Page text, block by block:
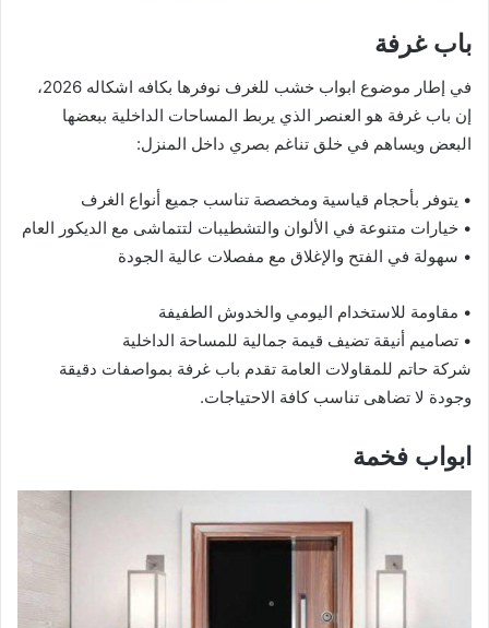
باب غرفة
في إطار موضوع ابواب خشب للغرف نوفرها بكافه اشكاله 2026،
إن باب غرفة هو العنصر الذي يربط المساحات الداخلية ببعضها
البعض ويساهم في خلق تناغم بصري داخل المنزل:
• يتوفر بأحجام قياسية ومخصصة تناسب جميع أنواع الغرف
• خيارات متنوعة في الألوان والتشطيبات لتتماشى مع الديكور العام
• سهولة في الفتح والإغلاق مع مفصلات عالية الجودة
• مقاومة للاستخدام اليومي والخدوش الطفيفة
• تصاميم أنيقة تضيف قيمة جمالية للمساحة الداخلية
شركة حاتم للمقاولات العامة تقدم باب غرفة بمواصفات دقيقة
وجودة لا تضاهى تناسب كافة الاحتياجات.
ابواب فخمة